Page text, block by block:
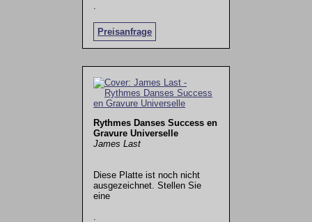
Preisanfrage
.
Rythmes Danses Success en
Gravure Universelle
James Last
Diese Platte ist noch nicht
ausgezeichnet. Stellen Sie
eine
.